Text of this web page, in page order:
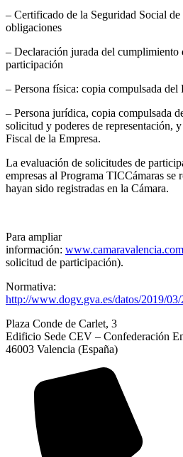
– Certificado de la Seguridad Social de
obligaciones
– Declaración jurada del cumplimiento
participación
– Persona física: copia compulsada
– Persona jurídica, copia compulsada
solicitud y poderes de representación,
Fiscal de la Empresa.
La evaluación de solicitudes de
empresas al Programa TICCámaras se
hayan sido registradas en la Cámara.
Para ampliar
información:
solicitud de participación).
Normativa:
http://www.dogv.gva.es/datos/2019/
Plaza Conde de Carlet, 3
Edificio Sede CEV – Confederación
46003 Valencia (España)